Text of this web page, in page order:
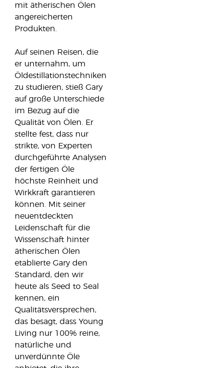
mit ätherischen Ölen
angereicherten
Produkten.
Auf seinen Reisen, die
er unternahm, um
Öldestillationstechniken
zu studieren, stieß Gary
auf große Unterschiede
im Bezug auf die
Qualität von Ölen. Er
stellte fest, dass nur
strikte, von Experten
durchgeführte Analysen
der fertigen Öle
höchste Reinheit und
Wirkkraft garantieren
können. Mit seiner
neuentdeckten
Leidenschaft für die
Wissenschaft hinter
ätherischen Ölen
etablierte Gary den
Standard, den wir
heute als Seed to Seal
kennen, ein
Qualitätsversprechen,
das besagt, dass Young
Living nur 100% reine,
natürliche und
unverdünnte Öle